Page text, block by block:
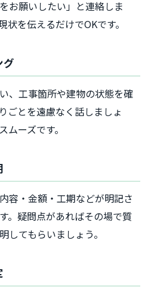
お願いしたい」と連絡しま
を伝えるだけでOKです。
グ
、工事箇所や建物の状態を確
ごとを遠慮なく話しましょ
ムーズです。
容・金額・工期などが明記さ
。疑問点があればその場で質
してもらいましょう。